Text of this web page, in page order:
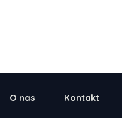
O nas Kontakt